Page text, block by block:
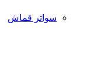
سواتر قماش